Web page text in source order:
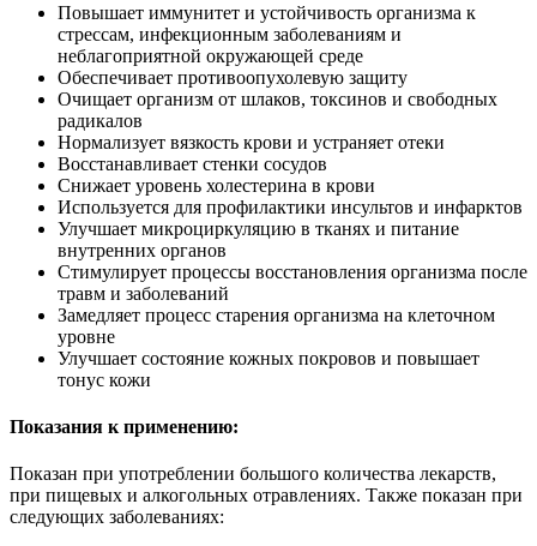
Повышает иммунитет и устойчивость организма к
стрессам, инфекционным заболеваниям и
неблагоприятной окружающей среде
Обеспечивает противоопухолевую защиту
Очищает организм от шлаков, токсинов и свободных
радикалов
Нормализует вязкость крови и устраняет отеки
Восстанавливает стенки сосудов
Снижает уровень холестерина в крови
Используется для профилактики инсультов и инфарктов
Улучшает микроциркуляцию в тканях и питание
внутренних органов
Стимулирует процессы восстановления организма после
травм и заболеваний
Замедляет процесс старения организма на клеточном
уровне
Улучшает состояние кожных покровов и повышает
тонус кожи
Показания к применению:
Показан при употреблении большого количества лекарств,
при пищевых и алкогольных отравлениях. Также показан при
следующих заболеваниях: